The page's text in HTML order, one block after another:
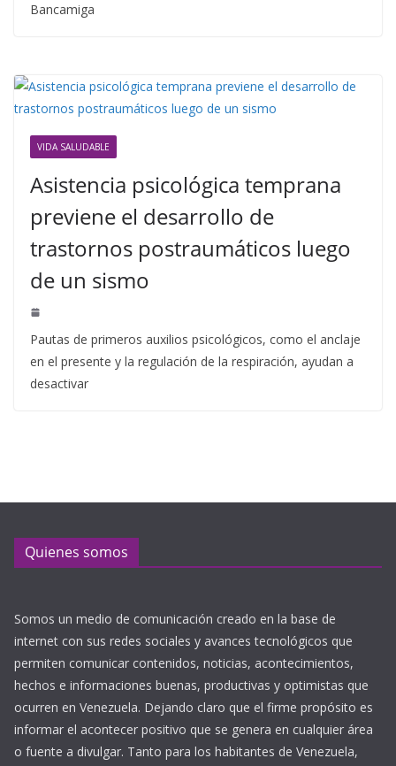
Bancamiga
VIDA SALUDABLE
Asistencia psicológica temprana
previene el desarrollo de
trastornos postraumáticos luego
de un sismo
Pautas de primeros auxilios psicológicos, como el anclaje
en el presente y la regulación de la respiración, ayudan a
desactivar
Quienes somos
Somos un medio de comunicación creado en la base de
internet con sus redes sociales y avances tecnológicos que
permiten comunicar contenidos, noticias, acontecimientos,
hechos e informaciones buenas, productivas y optimistas que
ocurren en Venezuela. Dejando claro que el firme propósito es
informar el acontecer positivo que se genera en cualquier área
o fuente a divulgar. Tanto para los habitantes de Venezuela,